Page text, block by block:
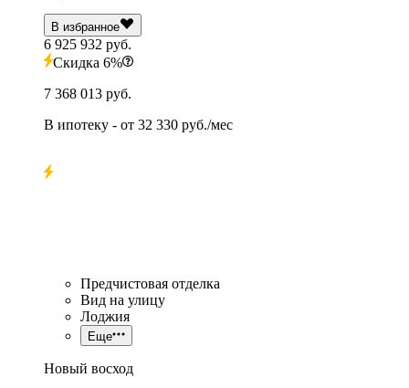
В избранное
6 925 932 руб.
Скидка 6%
7 368 013 руб.
В ипотеку - от 32 330 руб./мес
Предчистовая отделка
Вид на улицу
Лоджия
Еще
Новый восход